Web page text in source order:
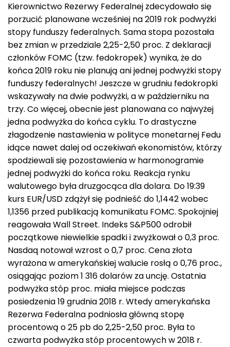
Kierownictwo Rezerwy Federalnej zdecydowało się
porzucić planowane wcześniej na 2019 rok podwyżki
stopy funduszy federalnych. Sama stopa pozostała
bez zmian w przedziale 2,25-2,50 proc. Z deklaracji
członków FOMC (tzw. fedokropek) wynika, że do
końca 2019 roku nie planują ani jednej podwyżki stopy
funduszy federalnych! Jeszcze w grudniu fedokropki
wskazywały na dwie podwyżki, a w październiku na
trzy. Co więcej, obecnie jest planowana co najwyżej
jedna podwyżka do końca cyklu. To drastyczne
złagodzenie nastawienia w polityce monetarnej Fedu
idące nawet dalej od oczekiwań ekonomistów, którzy
spodziewali się pozostawienia w harmonogramie
jednej podwyżki do końca roku. Reakcja rynku
walutowego była druzgocąca dla dolara. Do 19:39
kurs EUR/USD zdążył się podnieść do 1,1442 wobec
1,1356 przed publikacją komunikatu FOMC. Spokojniej
reagowała Wall Street. Indeks S&P500 odrobił
początkowe niewielkie spadki i zwyżkował o 0,3 proc.
Nasdaq notował wzrost o 0,7 proc. Cena złota
wyrażona w amerykańskiej walucie rosłą o 0,76 proc.,
osiągając poziom 1 316 dolarów za uncję. Ostatnia
podwyżka stóp proc. miała miejsce podczas
posiedzenia 19 grudnia 2018 r. Wtedy amerykańska
Rezerwa Federalna podniosła główną stopę
procentową o 25 pb do 2,25-2,50 proc. Była to
czwarta podwyżka stóp procentowych w 2018 r.